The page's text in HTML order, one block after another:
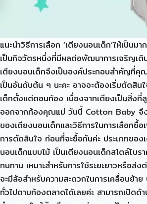
แนะนำวิธีการเลือก ‘เตียงนอนเด็ก’ให้เป็นม
เป็นกิจวัตรหนึ่งที่มีผลต่อพัฒนาการเจริญเ
เตียงนอนเด็กจึงเป็นองค์ประกอบสำคัญที่
เป็นอันดับต้น ๆ นะคะ อาจจะต้องเริ่มตัดสิน
เด็กตั้งแต่ตอนท้อง เนื่องจากเตียงเป็นสิ่งที่
ออกจากท้องคุณแม่ วันนี้ Cotton Baby จึง
ของเตียงนอนเด็กและวิธีการในการเลือกซื้อ
การตัดสินใจ ก่อนที่จะซื้อกันค่ะ ประเภทของ
นอนเด็กแบบไม้ เป็นเตียงนอนเด็กสไตล์โบ
ทนทาน เหมาะสำหรับการใช้ระยะยาวหรือส่
จะมีล้อสำหรับความสะดวกในการเคลื่อนย้า
ทั่วไปตามท้องตลาดได้เลยค่ะ สามารถเปิดด้